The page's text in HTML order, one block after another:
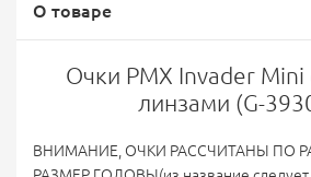
О товаре
Очки PMX Invader
линзами (G-
ВНИМАНИЕ, ОЧКИ РАССЧИТАНЫ ПО